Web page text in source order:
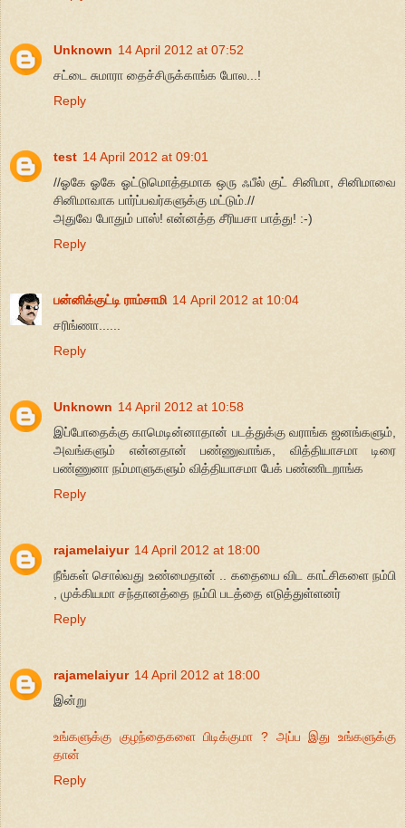
Unknown 14 April 2012 at 07:52
சட்டை சுமாரா தைச்சிருக்காங்க போல...!
Reply
test 14 April 2012 at 09:01
//ஓகே ஓகே ஓட்டுமொத்தமாக ஒரு ஃபீல் குட் சினிமா, சினிமாவை
சினிமாவாக பார்ப்பவர்களுக்கு மட்டும்.//
அதுவே போதும் பாஸ்! என்னத்த சீரியசா பாத்து! :-)
Reply
பன்னிக்குட்டி ராம்சாமி 14 April 2012 at 10:04
சரிங்ணா......
Reply
Unknown 14 April 2012 at 10:58
இப்போதைக்கு காமெடின்னாதான் படத்துக்கு வராங்க ஜனங்களும்,
அவங்களும் என்னதான் பண்ணுவாங்க, வித்தியாசமா டிரை
பண்ணுனா நம்மாளுகளும் வித்தியாசமா பேக் பண்ணிடறாங்க
Reply
rajamelaiyur 14 April 2012 at 18:00
நீங்கள் சொல்வது உண்மைதான் .. கதையை விட காட்சிகளை நம்பி
, முக்கியமா சந்தானத்தை நம்பி படத்தை எடுத்துள்ளனர்
Reply
rajamelaiyur 14 April 2012 at 18:00
இன்று
உங்களுக்கு குழந்தைகளை பிடிக்குமா ? அப்ப இது உங்களுக்கு
தான்
Reply